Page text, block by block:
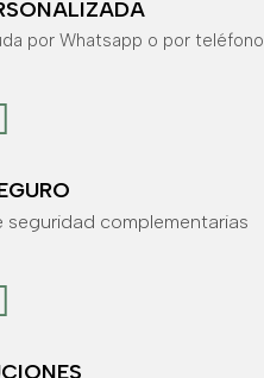
por Whatsapp o por teléfono
complementarias